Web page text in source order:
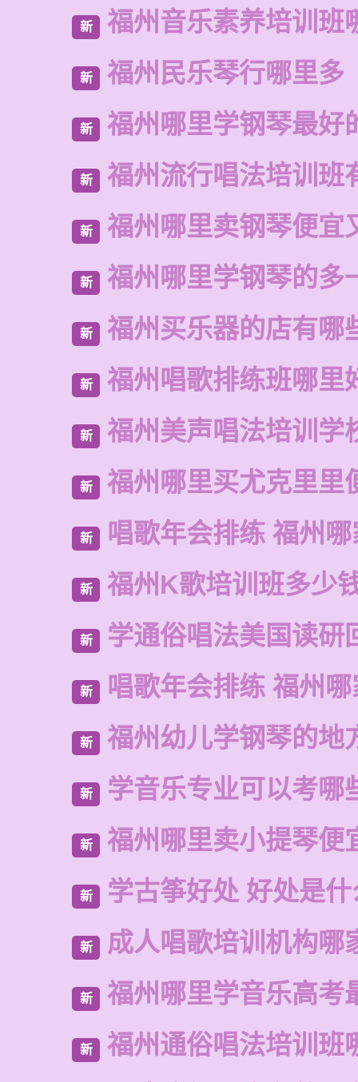
新 福州音乐素养培训班
新 福州民乐琴行哪里多
新 福州哪里学钢琴最好
新 福州流行唱法培训班
新 福州哪里卖钢琴便宜
新 福州哪里学钢琴的多
新 福州买乐器的店有哪
新 福州唱歌排练班哪里
新 福州美声唱法培训学
新 福州哪里买尤克里里
新 唱歌年会排练 福州
新 福州K歌培训班多少
新 学通俗唱法美国读研
新 唱歌年会排练 福州
新 福州幼儿学钢琴的地
新 学音乐专业可以考哪
新 福州哪里卖小提琴便
新 学古筝好处 好处是什
新 成人唱歌培训机构哪
新 福州哪里学音乐高考
新 福州通俗唱法培训班